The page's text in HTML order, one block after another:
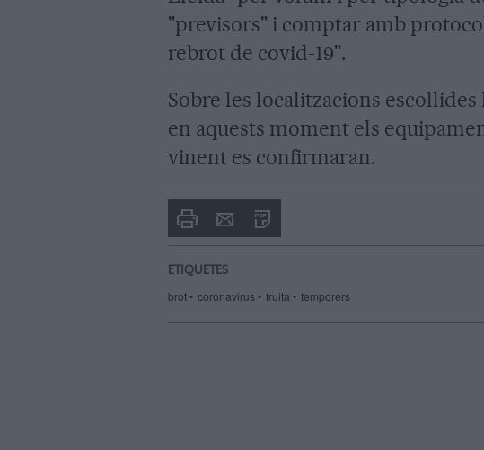
"previsors" i comptar amb
rebrot de covid-19".
Sobre les localitzacions escollides
en aquests moment els
vinent es confirmaran.
Envia
un
ETIQUETES
brot coronavirus fruita temporers